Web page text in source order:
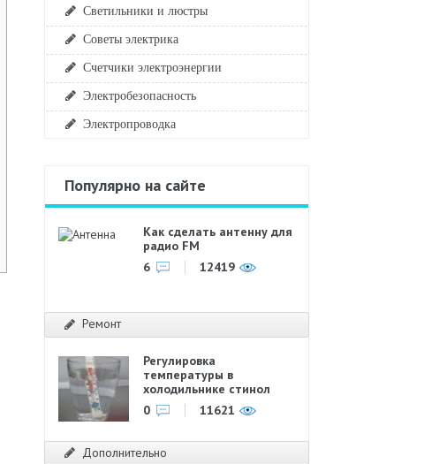
Светильники и люстры
Советы электрика
Счетчики электроэнергии
Электробезопасность
Электропроводка
Популярно на сайте
Как сделать антенну для
радио FM
6
12419
Ремонт
Регулировка
температуры в
холодильнике стинол
0
11621
Дополнительно